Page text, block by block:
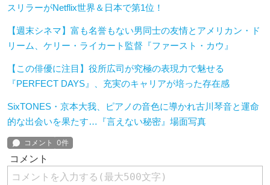
スリラーがNetflix世界＆日本で第1位！
【週末シネマ】富も名誉もない男同士の友情とアメリカン・ド
リーム、ケリー・ライカート監督『ファースト・カウ』
【この俳優に注目】役所広司が究極の表現力で魅せる
『PERFECT DAYS』、充実のキャリアが培った存在感
SixTONES・京本大我、ピアノの音色に導かれ古川琴音と運命
的な出会いを果たす…『言えない秘密』場面写真